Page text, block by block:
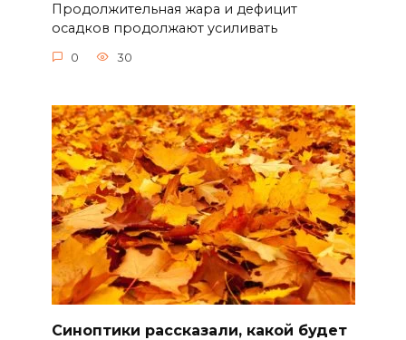
Продолжительная жара и дефицит
осадков продолжают усиливать
0 30
Синоптики рассказали, какой будет